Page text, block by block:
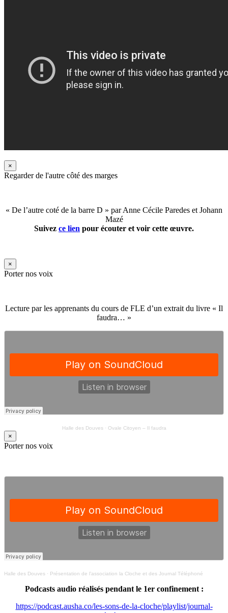
×
Regarder de l'autre côté des marges
« De l’autre coté de la barre D » par Anne Cécile Paredes et Johann
Mazé
Suivez ce lien pour écouter et voir cette œuvre.
×
Porter nos voix
Lecture par les apprenants du cours de FLE d’un extrait du livre « Il
faudra… »
Halle des Douves· Ovale Citoyen – Il faudra
×
Porter nos voix
Halle des Douves · Présentation de l’association la Cloche et des Journal Téléphoné
Podcasts audio réalisés pendant le 1er confinement :
https://podcast.ausha.co/les-sons-de-la-cloche/playlist/journal-